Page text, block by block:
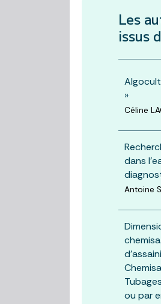
Les
issus
»
Céline
dans
Antoine
ou par